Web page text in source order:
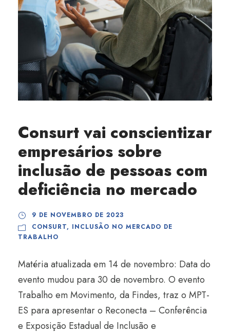
Consurt vai conscientizar
empresários sobre
inclusão de pessoas com
deficiência no mercado
9 DE NOVEMBRO DE 2023
CONSURT, INCLUSÃO NO MERCADO DE
TRABALHO
Matéria atualizada em 14 de novembro: Data do
evento mudou para 30 de novembro. O evento
Trabalho em Movimento, da Findes, traz o MPT-
ES para apresentar o Reconecta – Conferência
e Exposição Estadual de Inclusão e